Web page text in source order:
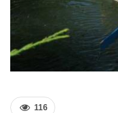
116